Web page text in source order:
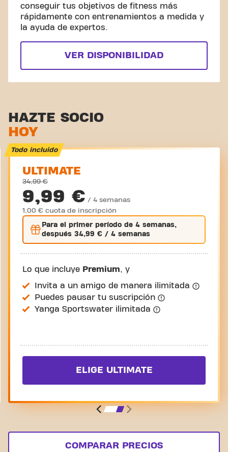
conseguir tus objetivos de fitness más
rápidamente con entrenamientos a medida y
la ayuda de expertos.
VER DISPONIBILIDAD
HAZTE SOCIO
HOY
Todo incluido
ULTIMATE
34,99 €
9,99 € / 4 semanas
1,00 € cuota de inscripción
Para el primerperíodo de 4 semanas,
después 34,99 € / 4 semanas
Lo que incluye Premium, y
Invita a un amigo de manera ilimitada
Puedes pausar tu suscripción
Yanga Sportswater ilimitada
ELIGE ULTIMATE
COMPARAR PRECIOS